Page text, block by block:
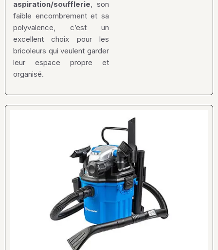
aspiration/soufflerie , son
faible encombrement et sa
polyvalence, c’est un
excellent choix pour les
bricoleurs qui veulent garder
leur espace propre et
organisé.